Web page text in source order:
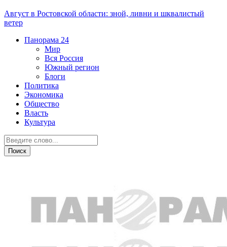
Август в Ростовской области: зной, ливни и шквалистый
ветер
Панорама 24
Мир
Вся Россия
Южный регион
Блоги
Политика
Экономика
Общество
Власть
Культура